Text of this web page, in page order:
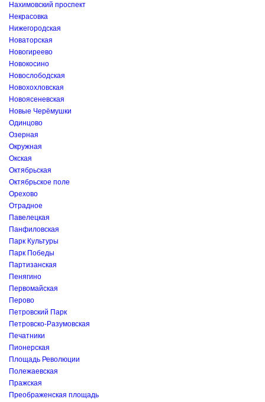
Нахимовский проспект
Некрасовка
Нижегородская
Новаторская
Новогиреево
Новокосино
Новослободская
Новохохловская
Новоясеневская
Новые Черёмушки
Одинцово
Озерная
Окружная
Окская
Октябрьская
Октябрьское поле
Орехово
Отрадное
Павелецкая
Панфиловская
Парк Культуры
Парк Победы
Партизанская
Пенягино
Первомайская
Перово
Петровский Парк
Петровско-Разумовская
Печатники
Пионерская
Площадь Революции
Полежаевская
Пражская
Преображенская площадь